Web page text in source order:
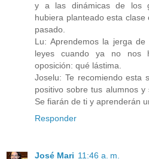
y a las dinámicas de los
hubiera planteado esta
pasado.
Lu: Aprendemos la jerga
leyes cuando ya no nos
oposición: qué lástima.
Joselu: Te recomiendo esta
positivo sobre tus alumnos
Se fiarán de ti y aprenderán
Responder
José Mari 11:46 a. m.